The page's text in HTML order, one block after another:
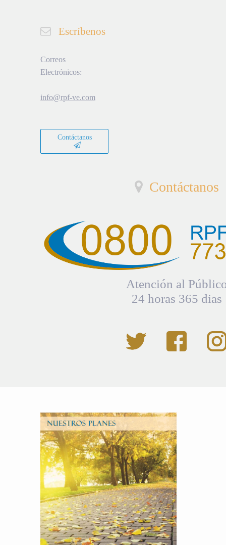
Escríbenos
Correos
Electrónicos:
info@rpf-ve.com
Contáctanos
Contáctanos
Atención al
24 horas 365 dias